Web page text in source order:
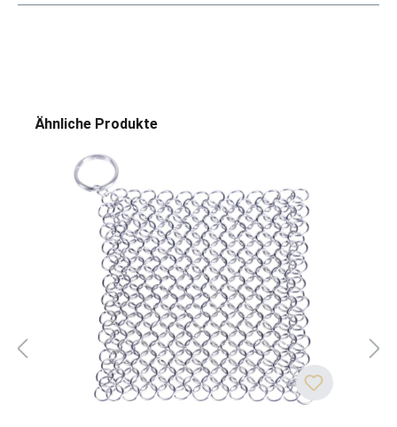
Ähnliche Produkte